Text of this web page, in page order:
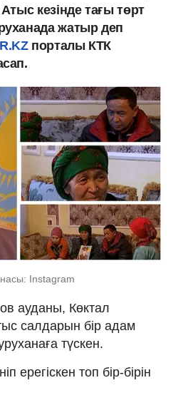
кезінде тағы төрт
жатыр деп
порталы КТК
Instagram
ауданы, Көктал
салдарын бір адам
түскен.
ерегіскен топ бір-бірін